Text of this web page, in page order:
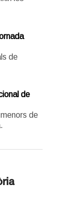
de
de
de